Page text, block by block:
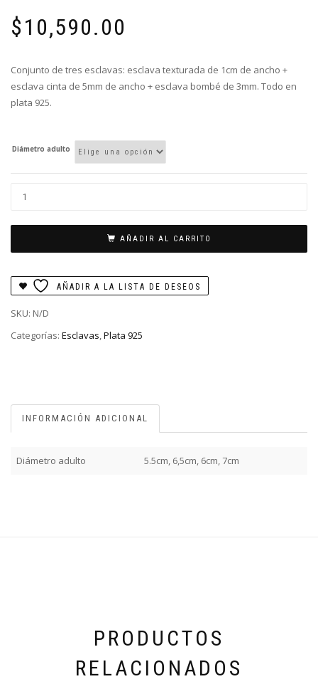
$10,590.00
Conjunto de tres esclavas: esclava texturada de 1cm de ancho +
esclava cinta de 5mm de ancho + esclava bombé de 3mm. Todo en
plata 925.
Diámetro adulto
cantidad
AÑADIR AL CARRITO
AÑADIR A LA LISTA DE DESEOS
SKU: N/D
Categorías: Esclavas,Plata 925
INFORMACIÓN ADICIONAL
Diámetro adulto 5.5cm, 6,5cm, 6cm, 7cm
PRODUCTOS
RELACIONADOS